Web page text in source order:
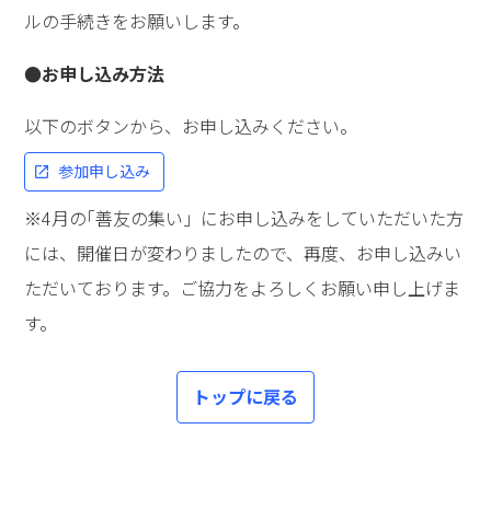
ルの手続きをお願いします。
●お申し込み方法
以下のボタンから、お申し込みください。
参加申し込み
※4月の｢善友の集い」にお申し込みをしていただいた方
には、開催日が変わりましたので、再度、お申し込みい
ただいております。ご協力をよろしくお願い申し上げま
す。
トップに戻る